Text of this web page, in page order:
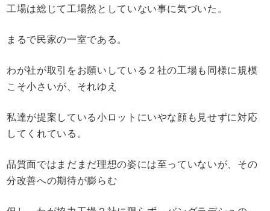
工場は総じて工場然としていない事に気づいた。
まるで民家の一室である。
わが社が取引をお願いしている２社の工場も同様に規模
こそ小さいが、それゆえ
私達が提案している小ロットにいやな顔も見せずに対応
してくれている。
品質面ではまだまだ理想の姿には至っていないが、その
分改善への期待が膨らむ